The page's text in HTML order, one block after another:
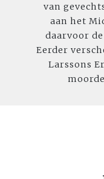
van
aan het
daarvoor
Eerder
Larssons